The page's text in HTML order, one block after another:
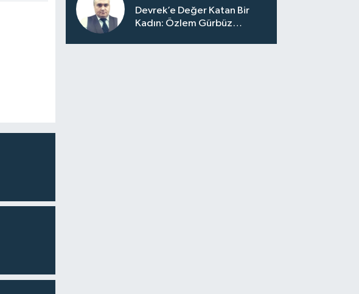
Devrek’e Değer Katan Bir
Kadın: Özlem Gürbüz